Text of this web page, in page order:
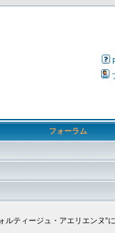
フォーラム
ルティージュ・アエリエンヌ”